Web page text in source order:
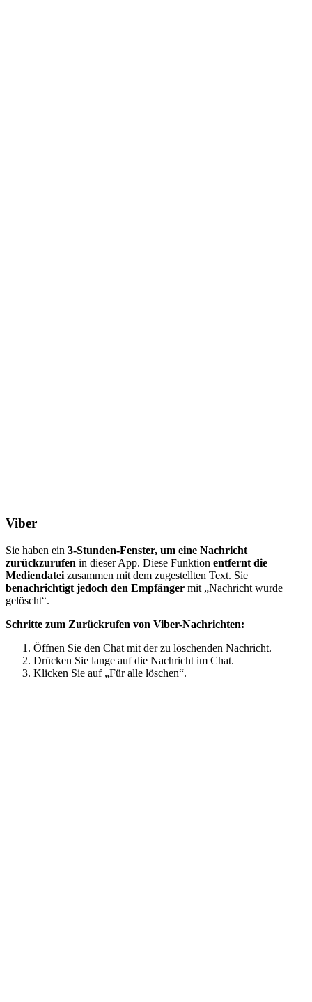
Viber
Sie haben ein 3-Stunden-Fenster, um eine Nachricht
zurückzurufen in dieser App. Diese Funktion entfernt die
Mediendatei zusammen mit dem zugestellten Text. Sie
benachrichtigt jedoch den Empfänger mit „Nachricht wurde
gelöscht“.
Schritte zum Zurückrufen von Viber-Nachrichten:
Öffnen Sie den Chat mit der zu löschenden Nachricht.
Drücken Sie lange auf die Nachricht im Chat.
Klicken Sie auf „Für alle löschen“.